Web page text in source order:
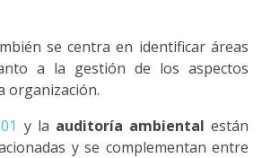
se centra en identificar áreas
a la gestión de los aspectos
organización.
y la auditoría ambiental están
y se complementan entre